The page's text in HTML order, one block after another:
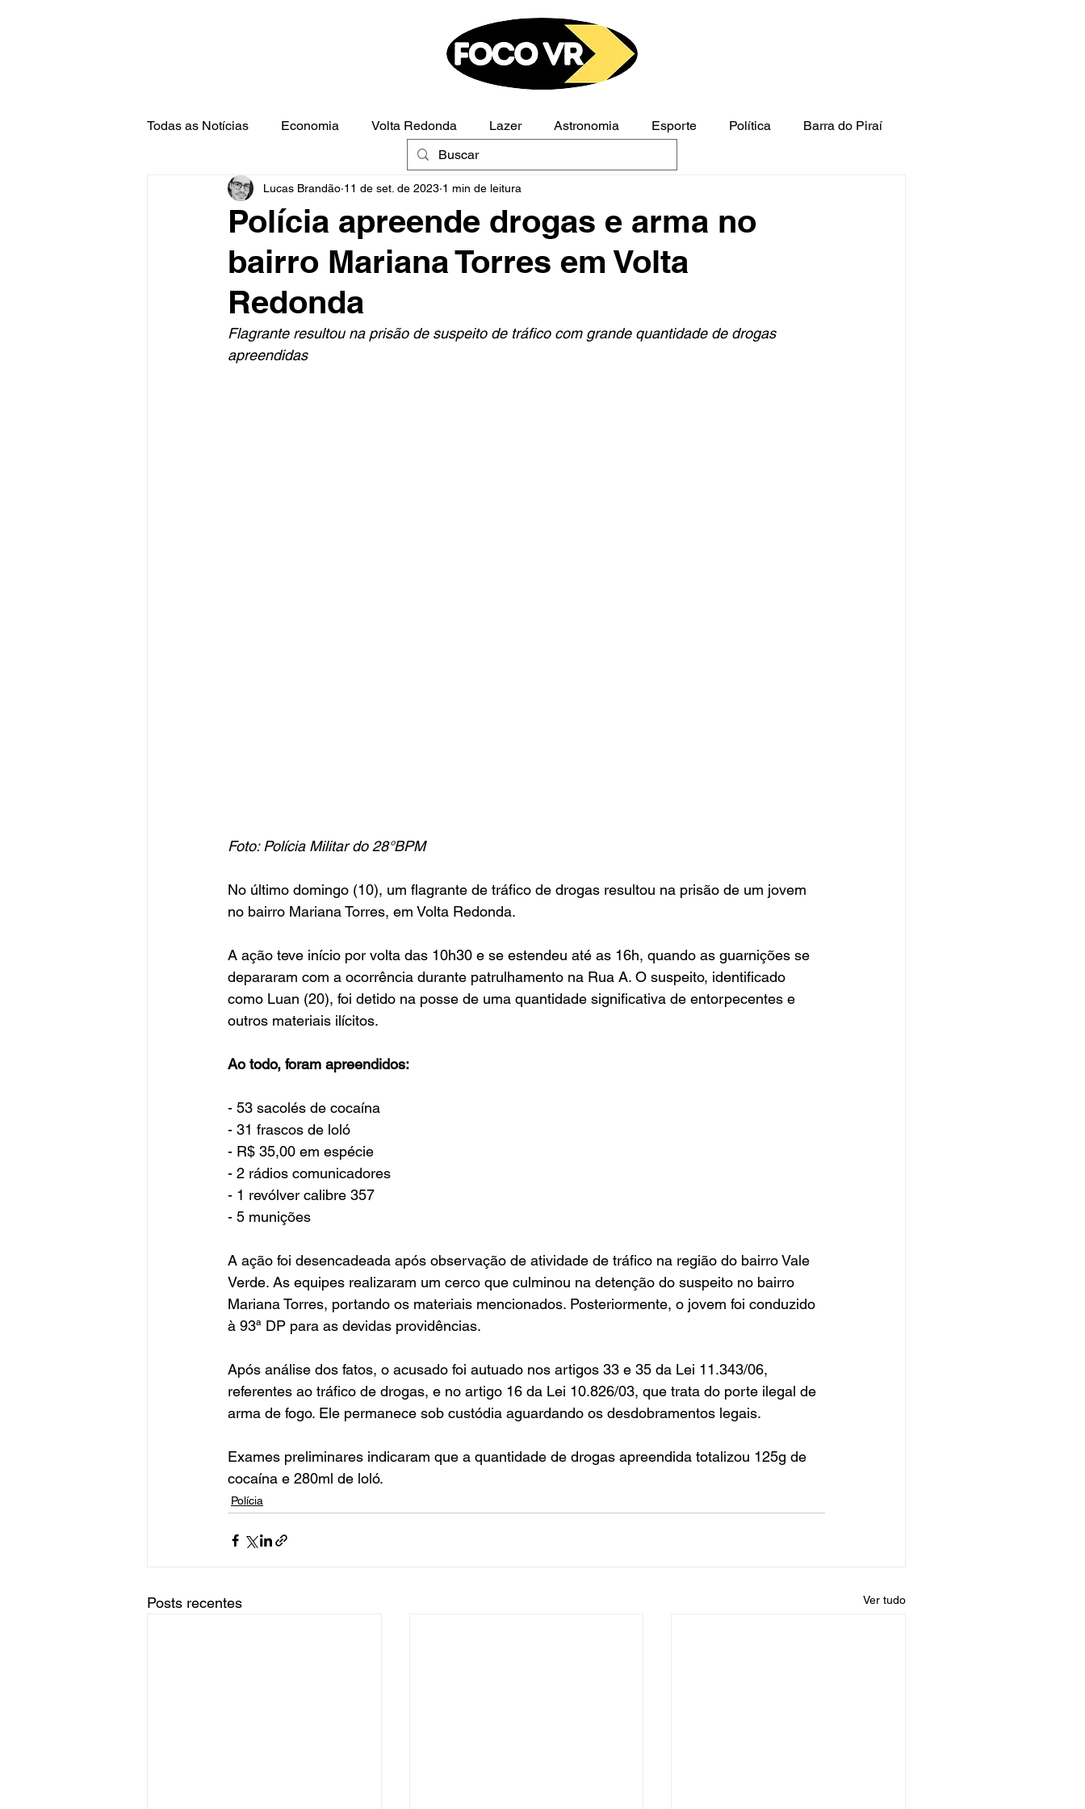
Todas as Notícias Economia Volta Redonda Lazer Astronomia Esporte Política Barra do Piraí
Barra Mansa Pinheiral Polícia Opinião
Polícia apreende drogas e arma no
bairro Mariana Torres em Volta
Redonda
Lucas Brandão 11 de set. de 2023 1 min de leitura
Flagrante resultou na prisão de suspeito de tráfico com grande quantidade de drogas
apreendidas
Foto: Polícia Militar do 28°BPM
No último domingo (10), um flagrante de tráfico de drogas resultou na prisão de um jovem
no bairro Mariana Torres, em Volta Redonda.
A ação teve início por volta das 10h30 e se estendeu até as 16h, quando as guarnições se
depararam com a ocorrência durante patrulhamento na Rua A. O suspeito, identificado
como Luan (20), foi detido na posse de uma quantidade significativa de entorpecentes e
outros materiais ilícitos.
Ao todo, foram apreendidos:
- 53 sacolés de cocaína
- 31 frascos de loló
- R$ 35,00 em espécie
- 2 rádios comunicadores
- 1 revólver calibre 357
- 5 munições
A ação foi desencadeada após observação de atividade de tráfico na região do bairro Vale
Verde. As equipes realizaram um cerco que culminou na detenção do suspeito no bairro
Mariana Torres, portando os materiais mencionados. Posteriormente, o jovem foi conduzido
à 93ª DP para as devidas providências.
Após análise dos fatos, o acusado foi autuado nos artigos 33 e 35 da Lei 11.343/06,
referentes ao tráfico de drogas, e no artigo 16 da Lei 10.826/03, que trata do porte ilegal de
arma de fogo. Ele permanece sob custódia aguardando os desdobramentos legais.
Exames preliminares indicaram que a quantidade de drogas apreendida totalizou 125g de
cocaína e 280ml de loló.
Polícia
Posts recentes Ver tudo